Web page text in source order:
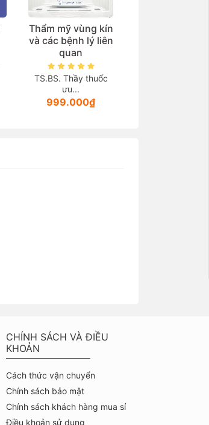
Thẩm mỹ vùng kín
và các bệnh lý liên
quan
TS.BS. Thầy thuốc
ưu...
999.000₫
CHÍNH SÁCH VÀ ĐIỀU
KHOẢN
Cách thức vận chuyển
Chính sách bảo mật
Chính sách khách hàng mua sỉ
Điều khoản sử dụng